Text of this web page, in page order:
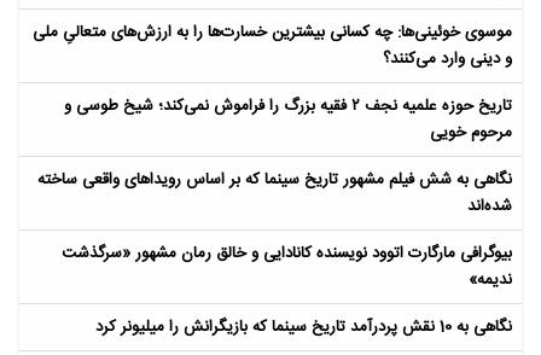
موسوی خوئینی‌ها: چه کسانی بیشترین خسارت‌ها را به ارزش‌های متعالیِ ملی
و دینی وارد می‌کنند؟
تاریخ حوزه علمیه نجف ۲ فقیه بزرگ را فراموش نمی‌کند؛ شیخ طوسی و
مرحوم خویی
نگاهی به شش فیلم مشهور تاریخ سینما که بر اساس رویداهای واقعی ساخته
شده‌اند
بیوگرافی مارگارت اتوود نویسنده کانادایی و خالق رمان مشهور «سرگذشت
ندیمه»
نگاهی به 10 نقش پردرآمد تاریخ سینما که بازیگرانش را میلیونر کرد